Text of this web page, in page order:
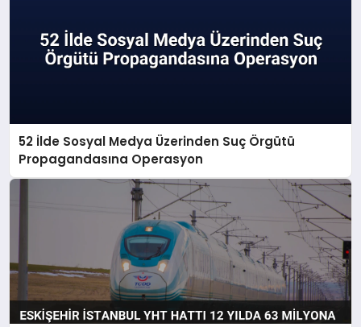
52 İlde Sosyal Medya Üzerinden Suç Örgütü
Propagandasına Operasyon